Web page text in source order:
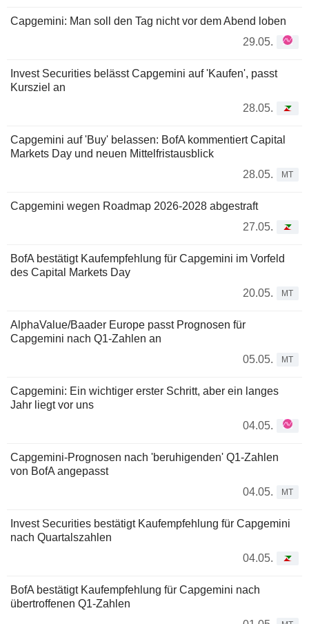
Capgemini: Man soll den Tag nicht vor dem Abend loben
29.05.
Invest Securities belässt Capgemini auf 'Kaufen', passt
Kursziel an
28.05.
Capgemini auf 'Buy' belassen: BofA kommentiert Capital
Markets Day und neuen Mittelfristausblick
28.05.
MT
Capgemini wegen Roadmap 2026-2028 abgestraft
27.05.
BofA bestätigt Kaufempfehlung für Capgemini im Vorfeld
des Capital Markets Day
20.05.
MT
AlphaValue/Baader Europe passt Prognosen für
Capgemini nach Q1-Zahlen an
05.05.
MT
Capgemini: Ein wichtiger erster Schritt, aber ein langes
Jahr liegt vor uns
04.05.
Capgemini-Prognosen nach 'beruhigenden' Q1-Zahlen
von BofA angepasst
04.05.
MT
Invest Securities bestätigt Kaufempfehlung für Capgemini
nach Quartalszahlen
04.05.
BofA bestätigt Kaufempfehlung für Capgemini nach
übertroffenen Q1-Zahlen